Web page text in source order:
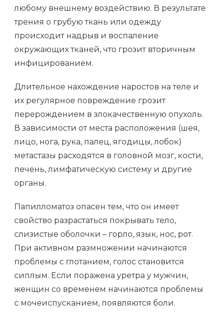
любому внешнему воздействию. В результате
трения о грубую ткань или одежду
происходит надрыв и воспаление
окружающих тканей, что грозит вторичным
инфицированием.
Длительное нахождение наростов на теле и
их регулярное повреждение грозит
перерождением в злокачественную опухоль.
В зависимости от места расположения (шея,
лицо, нога, рука, палец, ягодицы, лобок)
метастазы расходятся в головной мозг, кости,
печень, лимфатическую систему и другие
органы.
Папилломатоз опасен тем, что он имеет
свойство разрастаться покрывать тело,
слизистые оболочки – горло, язык, нос, рот.
При активном размножении начинаются
проблемы с глотанием, голос становится
сиплым. Если поражена уретра у мужчин,
женщин со временем начинаются проблемы
с мочеиспусканием, появляются боли.